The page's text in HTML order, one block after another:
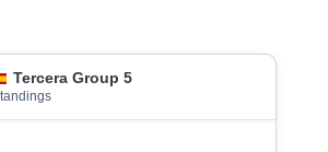
Tercera Group 5